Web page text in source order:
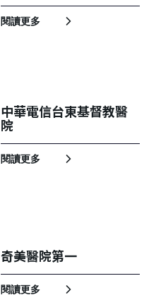
閱讀更多
中華電信台東基督教醫
院
閱讀更多
奇美醫院第一
閱讀更多